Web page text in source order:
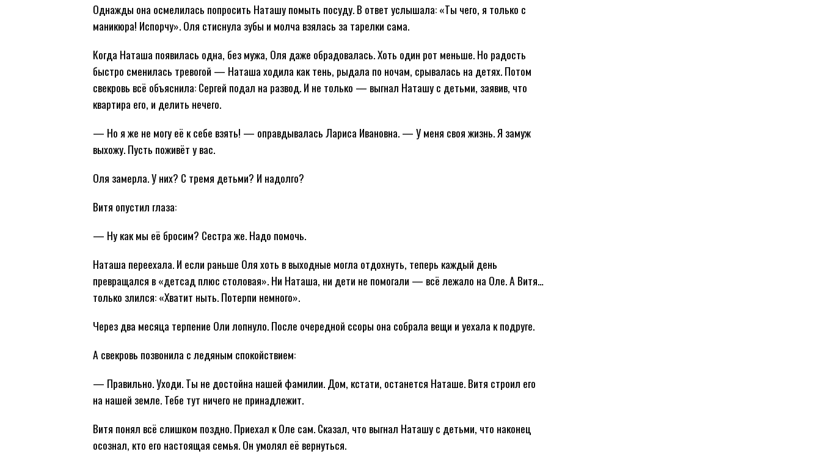
Однажды она осмелилась попросить Наташу помыть посуду. В ответ услышала: «Ты чего, я только с
маникюра! Испорчу». Оля стиснула зубы и молча взялась за тарелки сама.
Когда Наташа появилась одна, без мужа, Оля даже обрадовалась. Хоть один рот меньше. Но радость
быстро сменилась тревогой — Наташа ходила как тень, рыдала по ночам, срывалась на детях. Потом
свекровь всё объяснила: Сергей подал на развод. И не только — выгнал Наташу с детьми, заявив, что
квартира его, и делить нечего.
— Но я же не могу её к себе взять! — оправдывалась Лариса Ивановна. — У меня своя жизнь. Я замуж
выхожу. Пусть поживёт у вас.
Оля замерла. У них? С тремя детьми? И надолго?
Витя опустил глаза:
— Ну как мы её бросим? Сестра же. Надо помочь.
Наташа переехала. И если раньше Оля хоть в выходные могла отдохнуть, теперь каждый день
превращался в «детсад плюс столовая». Ни Наташа, ни дети не помогали — всё лежало на Оле. А Витя…
только злился: «Хватит ныть. Потерпи немного».
Через два месяца терпение Оли лопнуло. После очередной ссоры она собрала вещи и уехала к подруге.
А свекровь позвонила с ледяным спокойствием:
— Правильно. Уходи. Ты не достойна нашей фамилии. Дом, кстати, останется Наташе. Витя строил его
на нашей земле. Тебе тут ничего не принадлежит.
Витя понял всё слишком поздно. Приехал к Оле сам. Сказал, что выгнал Наташу с детьми, что наконец
осознал, кто его настоящая семья. Он умолял её вернуться.